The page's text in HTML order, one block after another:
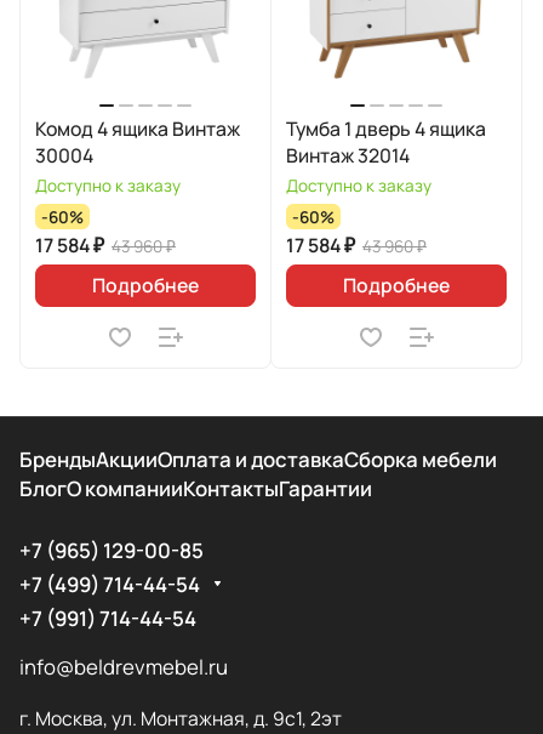
Комод 4 ящика Винтаж
30004
Доступно к заказу
-60%
17 584 ₽ 43 960 ₽
Подробнее
Тумба 1 дверь 4 ящика
Винтаж 32014
Доступно к заказу
-60%
17 584 ₽ 43 960 ₽
Подробнее
БрендыАкцииОплата и доставкаСборка мебели
БлогО компанииКонтактыГарантии
+7 (965) 129-00-85
+7 (499) 714-44-54
+7 (991) 714-44-54
info@beldrevmebel.ru
г. Москва, ул. Монтажная, д. 9с1, 2эт